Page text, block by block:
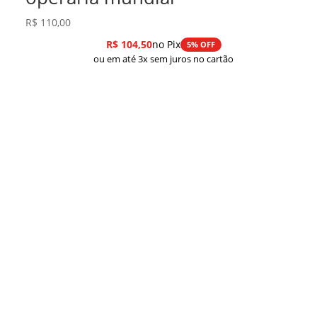
R$ 110,00
R$104,50no Pix 5% OFF
ou em até 3x sem juros no cartão